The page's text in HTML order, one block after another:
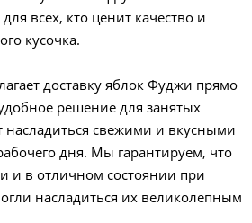
всех, кто ценит качество и
кусочка.
доставку яблок Фуджи прямо
решение для занятых
насладиться свежими и вкусными
дня. Мы гарантируем, что
и в отличном состоянии при
насладиться их великолепным